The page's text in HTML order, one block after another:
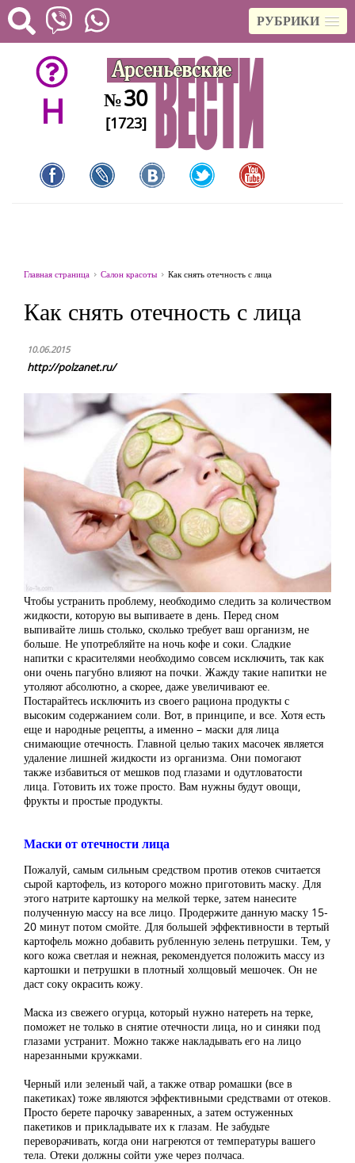
РУБРИКИ
H №30
[1723]
Главная страница Салон красоты Как снять отечность с лица
Как снять отечность с лица
10.06.2015
http://polzanet.ru/
Чтобы устранить проблему, необходимо следить за количеством
жидкости, которую вы выпиваете в день. Перед сном
выпивайте лишь столько, сколько требует ваш организм, не
больше. Не употребляйте на ночь кофе и соки. Сладкие
напитки с красителями необходимо совсем исключить, так как
они очень пагубно влияют на почки. Жажду такие напитки не
утоляют абсолютно, а скорее, даже увеличивают ее.
Постарайтесь исключить из своего рациона продукты с
высоким содержанием соли. Вот, в принципе, и все. Хотя есть
еще и народные рецепты, а именно – маски для лица
снимающие отечность. Главной целью таких масочек является
удаление лишней жидкости из организма. Они помогают
также избавиться от мешков под глазами и одутловатости
лица. Готовить их тоже просто. Вам нужны будут овощи,
фрукты и простые продукты.
Маски от отечности лица
Пожалуй, самым сильным средством против отеков считается
сырой картофель, из которого можно приготовить маску. Для
этого натрите картошку на мелкой терке, затем нанесите
полученную массу на все лицо. Продержите данную маску 15-
20 минут потом смойте. Для большей эффективности в тертый
картофель можно добавить рубленную зелень петрушки. Тем, у
кого кожа светлая и нежная, рекомендуется положить массу из
картошки и петрушки в плотный холщовый мешочек. Он не
даст соку окрасить кожу.
Маска из свежего огурца, который нужно натереть на терке,
поможет не только в снятие отечности лица, но и синяки под
глазами устранит. Можно также накладывать его на лицо
нарезанными кружками.
Черный или зеленый чай, а также отвар ромашки (все в
пакетиках) тоже являются эффективными средствами от отеков.
Просто берете парочку заваренных, а затем остуженных
пакетиков и прикладывате их к глазам. Не забудьте
переворачивать, когда они нагреются от температуры вашего
тела. Отеки должны сойти уже через полчаса.